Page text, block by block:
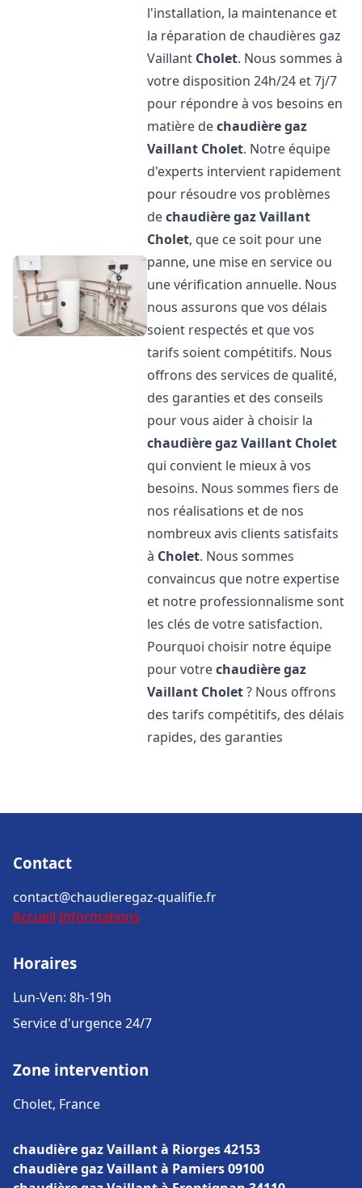
l'installation, la maintenance et
la réparation de chaudières gaz
Vaillant Cholet. Nous sommes à
votre disposition 24h/24 et 7j/7
pour répondre à vos besoins en
matière dechaudière gaz
Vaillant Cholet. Notre équipe
d'experts intervient rapidement
pour résoudre vos problèmes
dechaudière gaz Vaillant
Cholet, que ce soit pour une
panne, une mise en service ou
une vérification annuelle. Nous
nous assurons que vos délais
soient respectés et que vos
tarifs soient compétitifs. Nous
offrons des services de qualité,
des garanties et des conseils
pour vous aider à choisir la
chaudière gaz Vaillant Cholet
qui convient le mieux à vos
besoins. Nous sommes fiers de
nos réalisations et de nos
nombreux avis clients satisfaits
à Cholet. Nous sommes
convaincus que notre expertise
et notre professionnalisme sont
les clés de votre satisfaction.
Pourquoi choisir notre équipe
pour votrechaudière gaz
Vaillant Cholet? Nous offrons
des tarifs compétitifs, des délais
rapides, des garanties
Contact
contact@chaudieregaz-qualifie.fr
Accueil Informations
Horaires
Lun-Ven: 8h-19h
Service d'urgence 24/7
Zone intervention
Cholet, France
chaudière gaz Vaillant à Riorges 42153
chaudière gaz Vaillant à Pamiers 09100